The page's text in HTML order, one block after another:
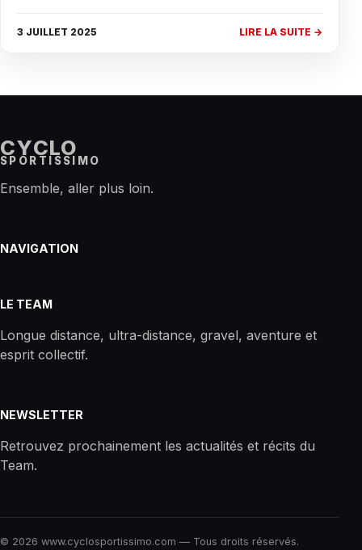
3 JUILLET 2025 LIRE LA SUITE →
CYCLO
SPORTISSIMO
Ensemble, aller plus loin.
NAVIGATION
LE TEAM
Longue distance, ultra-distance, gravel, aventure et
esprit collectif.
NEWSLETTER
Retrouvez prochainement les actualités et récits du
Team.
© 2026 www.cyclosportissimo.com — Tous droits réservés.